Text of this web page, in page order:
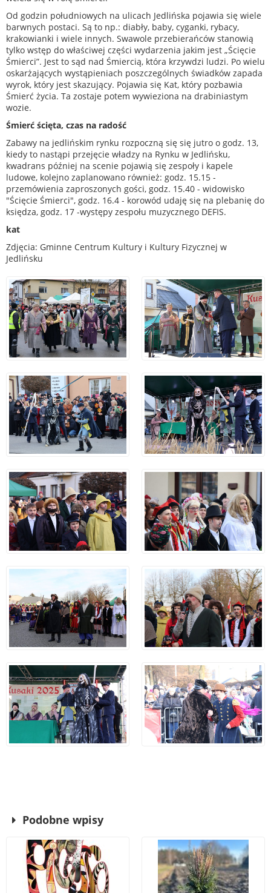
Od godzin południowych na ulicach Jedlińska pojawia się wiele
barwnych postaci. Są to np.: diabły, baby, cyganki, rybacy,
krakowianki i wiele innych. Swawole przebierańców stanowią
tylko wstęp do właściwej części wydarzenia jakim jest „Ścięcie
Śmierci”. Jest to sąd nad Śmiercią, która krzywdzi ludzi. Po wielu
oskarżających wystąpieniach poszczególnych świadków zapada
wyrok, który jest skazujący. Pojawia się Kat, który pozbawia
Śmierć życia. Ta zostaje potem wywieziona na drabiniastym
wozie.
Śmierć ścięta, czas na radość
Zabawy na jedlińskim rynku rozpoczną się się jutro o godz. 13,
kiedy to nastąpi przejęcie władzy na Rynku w Jedlińsku,
kwadrans później na scenie pojawią się zespoły i kapele
ludowe, kolejno zaplanowano również: godz. 15.15 -
przemówienia zaproszonych gości, godz. 15.40 - widowisko
"Ścięcie Śmierci", godz. 16.4 - korowód udaję się na plebanię do
księdza, godz. 17 -występy zespołu muzycznego DEFIS.
kat
Zdjęcia: Gminne Centrum Kultury i Kultury Fizycznej w
Jedlińsku
Podobne wpisy